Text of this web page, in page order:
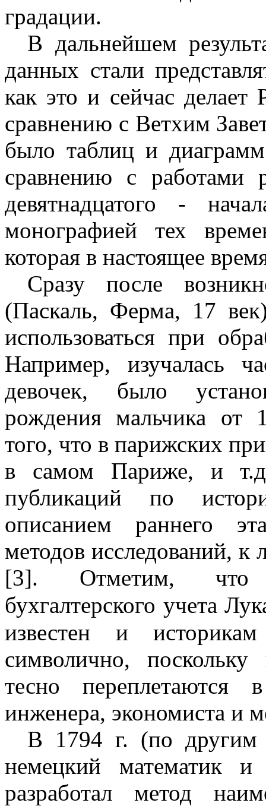
градации.
В дальнейшем
данных стали
как это и сейчас делает
сравнению с Ветхим
было таблиц и
сравнению с работами
девятнадцатого -
монографией тех
которая в настоящее
Сразу после
(Паскаль, Ферма, 17
использоваться при
Например, изучалась
девочек, было
рождения мальчика от
того, что в парижских
в самом Париже, и
публикаций по
описанием раннего
методов исследований,
[3]. Отметим, что
бухгалтерского учета
известен и
символично,
тесно переплетаются
инженера, экономиста и
В 1794 г. (по
немецкий математик
разработал метод